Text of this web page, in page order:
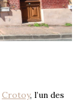
Crotoy, l’un des